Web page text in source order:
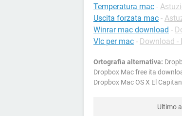
Temperatura mac -
Uscita forzata mac -
Winrar mac download -
Vlc per mac - Download -
Ortografia alternativa:
Dropbox Mac free ita
Dropbox Mac OS X El
Ultimo